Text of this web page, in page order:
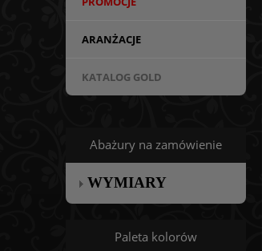
ARANŻACJE
KATALOG GOLD
Abażury na zamówienie
WYMIARY
Paleta kolorów